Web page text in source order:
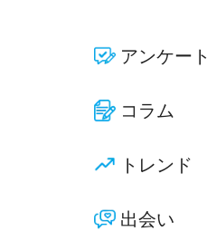
アンケート
コラム
トレンド
出会い